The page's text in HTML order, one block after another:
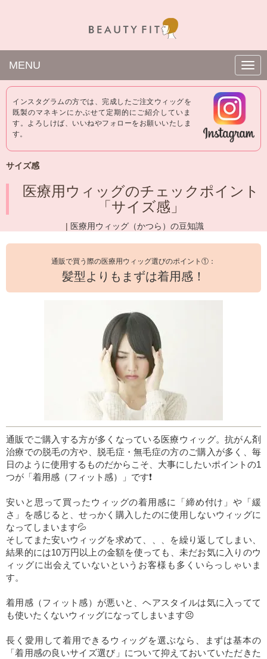
N
a
v
i
n
MENU
インスタグラムの方では、完成したご注文ウィッグを
既製のマネキンにかぶせて定期的にご紹介していま
す。よろしけば、いいねやフォローをお願いいたしま
す。
サイズ感
医療用ウィッグのチェックポイント
「サイズ感」
| 医療用ウィッグ（かつら）の豆知識
通販で買う際の医療用ウィッグ選びのポイント①：
髪型よりもまずは着用感！
通販でご購入する方が多くなっている医療ウィッグ。抗がん剤
治療での脱毛の方や、脱毛症・無毛症の方のご購入が多く、毎
日のように使用するものだからこそ、大事にしたいポイントの1
つが「着用感（フィット感）」です❗
安いと思って買ったウィッグの着用感に「締め付け」や「緩
さ」を感じると、せっかく購入したのに使用しないウィッグに
なってしまいます💦
そしてまた安いウィッグを求めて、、、を繰り返してしまい、
結果的には10万円以上の金額を使っても、未だお気に入りのウ
ィッグに出会えていないというお客様も多くいらっしゃいま
す。
着用感（フィット感）が悪いと、ヘアスタイルは気に入ってて
も使いたくないウィッグになってしまいます😣
長く愛用して着用できるウィッグを選ぶなら、まずは基本の
「着用感の良いサイズ選び」について抑えておいていただきた